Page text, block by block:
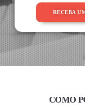
RECEBA
COMO